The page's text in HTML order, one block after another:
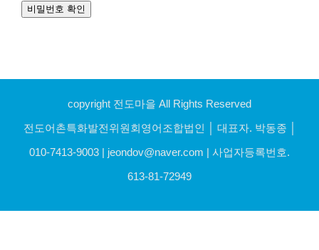
비밀번호 확인
copyright 전도마을 All Rights Reserved
전도어촌특화발전위원회영어조합법인 │ 대표자. 박동종 │
010-7413-9003 | jeondov@naver.com | 사업자등록번호.
613-81-72949